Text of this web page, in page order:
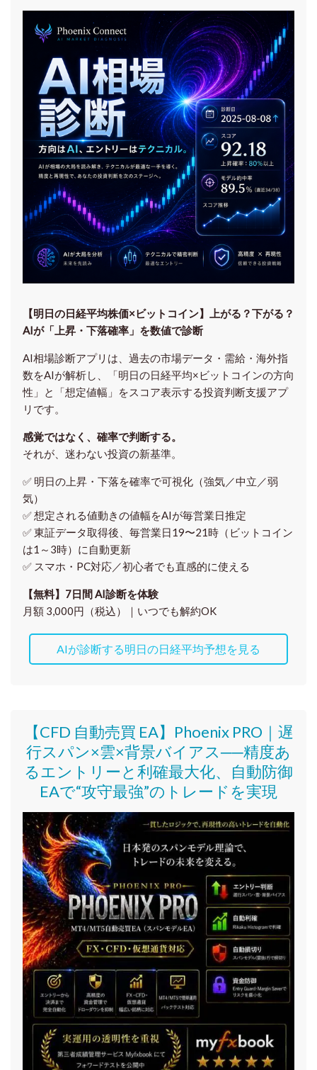
【明日の⽇経平均株価×ビットコイン】上がる？下がる？
AIが「上昇・下落確率」を数値で診断
AI相場診断アプリは、過去の市場データ・需給・海外指
数をAIが解析し、「明日の日経平均×ビットコインの方向
性」と「想定値幅」をスコア表示する投資判断支援アプ
リです。
感覚ではなく、確率で判断する。
それが、迷わない投資の新基準。
✅ 明日の上昇・下落を確率で可視化（強気／中立／弱
気）
✅ 想定される値動きの値幅をAIが毎営業日推定
✅ 東証データ取得後、 毎営業日19〜21時（ビットコイン
は1～3時）に自動更新
✅ スマホ・PC対応／初心者でも直感的に使える
【無料】7日間 AI診断を体験
月額 3,000円（税込）｜いつでも解約OK
AIが診断する明日の日経平均予想を見る
【CFD 自動売買 EA】Phoenix PRO｜遅
行スパン×雲×背景バイアス──精度あ
るエントリーと利確最大化、自動防御
EAで“攻守最強”のトレードを実現